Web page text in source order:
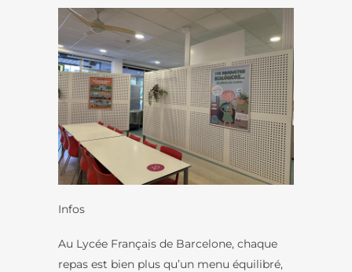
Infos
Au Lycée Français de Barcelone, chaque
repas est bien plus qu’un menu équilibré,